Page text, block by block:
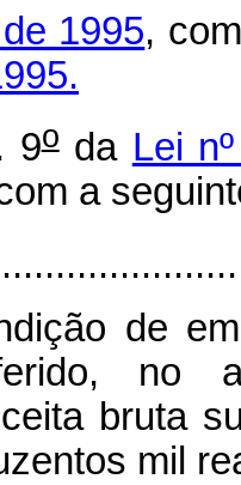
1995,
9oda Lei
a
de
no
bruta
mil